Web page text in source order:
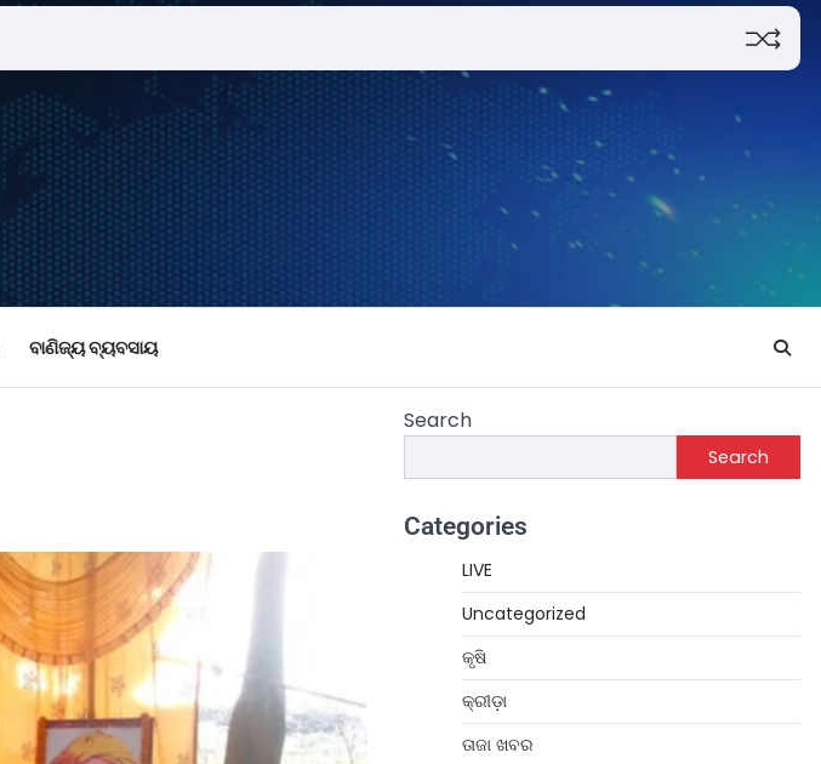
ବାଣିଜ୍ୟ ବ୍ୟବସାୟ
Search
Search
Categories
LIVE
Uncategorized
କୃଷି
କ୍ରୀଡ଼ା
ତାଜା ଖବର